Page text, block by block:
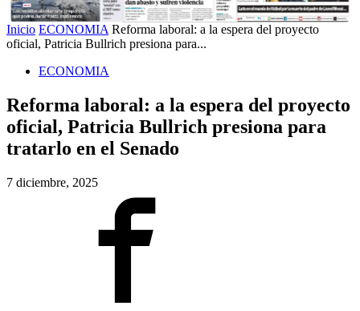
Inicio ECONOMIA Reforma laboral: a la espera del proyecto
oficial, Patricia Bullrich presiona para...
ECONOMIA
Reforma laboral: a la espera del proyecto
oficial, Patricia Bullrich presiona para
tratarlo en el Senado
7 diciembre, 2025